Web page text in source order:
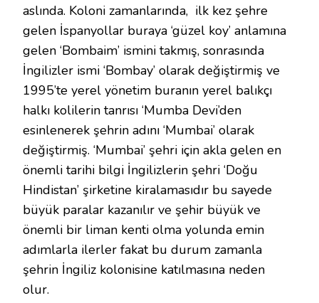
aslında. Koloni zamanlarında, ilk kez şehre
gelen İspanyollar buraya ‘güzel koy’ anlamına
gelen ‘Bombaim’ ismini takmış, sonrasında
İngilizler ismi ‘Bombay’ olarak değiştirmiş ve
1995’te yerel yönetim buranın yerel balıkçı
halkı kolilerin tanrısı ‘Mumba Devi’den
esinlenerek şehrin adını ‘Mumbai’ olarak
değiştirmiş. ‘Mumbai’ şehri için akla gelen en
önemli tarihi bilgi İngilizlerin şehri ‘Doğu
Hindistan’ şirketine kiralamasıdır bu sayede
büyük paralar kazanılır ve şehir büyük ve
önemli bir liman kenti olma yolunda emin
adımlarla ilerler fakat bu durum zamanla
şehrin İngiliz kolonisine katılmasına neden
olur.